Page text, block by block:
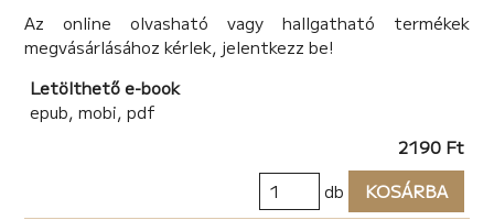
Az online olvasható vagy hallgatható termékek
megvásárlásához kérlek, jelentkezz be!
Letölthető e-book
epub, mobi, pdf
2190 Ft
db
KOSÁRBA